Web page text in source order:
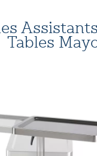
Tables